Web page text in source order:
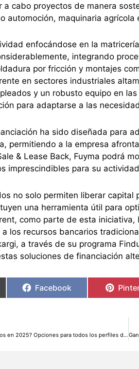
a cabo proyectos de manera
automoción, maquinaria agrícola
enfocándose en la
integrando
por fricción y montajes
en sectores industriales
y un robusto equipo en
para adaptarse a las
ha sido diseñada para
permitiendo a la empresa
& Lease Back, Fuyma podrá
imprescindibles para su
no solo permiten liberar
una herramienta útil para
como parte de esta
los recursos bancarios
a través de su programa
soluciones de financiación
Facebook
¿Dónde invertir 6.000 euros en 2025? Opciones para todos los perfiles de riesgo